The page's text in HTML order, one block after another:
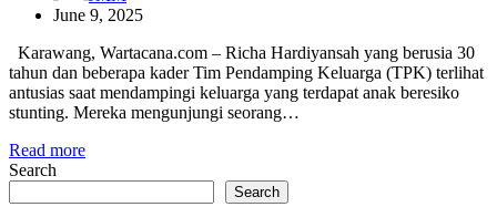
June 9, 2025
Karawang, Wartacana.com – Richa Hardiyansah yang berusia 30
tahun dan beberapa kader Tim Pendamping Keluarga (TPK) terlihat
antusias saat mendampingi keluarga yang terdapat anak beresiko
stunting. Mereka mengunjungi seorang…
Read more
Search
Search